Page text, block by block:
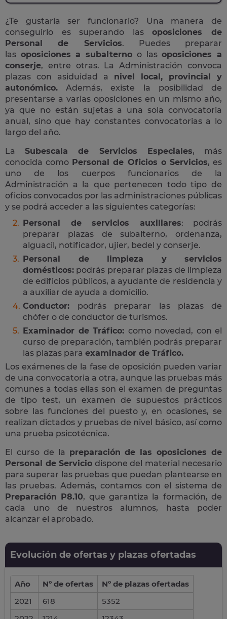
¿Te gustaría ser funcionario? Una manera de
conseguirlo es superando lasoposiciones de
Personal de Servicios. Puedes preparar
las oposiciones a subalterno o lasoposiciones a
conserje, entre otras. La Administración convoca
plazas con asiduidad a nivel local, provincial y
autonómico. Además, existe la posibilidad de
presentarse a varias oposiciones en un mismo año,
ya que no están sujetas a una sola convocatoria
anual, sino que hay constantes convocatorias a lo
largo del año.
LaSubescala de Servicios Especiales, más
conocida como Personal de Oficios o Servicios, es
uno de los cuerpos funcionarios de la
Administración a la que pertenecen todo tipo de
oficios convocados por las administraciones públicas
y se podrá acceder a las siguientes categorías:
Personal de servicios auxiliares: podrás
preparar plazas de subalterno, ordenanza,
alguacil, notificador, ujier, bedel y conserje.
Personal de limpieza y servicios
domésticos: podrás preparar plazas de limpieza
de edificios públicos, a ayudante de residencia y
a auxiliar de ayuda a domicilio.
Conductor: podrás preparar las plazas de
chófer o de conductor de turismos.
Examinador de Tráfico: como novedad, con el
curso de preparación, también podrás preparar
las plazas para examinador de Tráfico.
Los exámenes de la fase de oposición pueden variar
de una convocatoria a otra, aunque las pruebas más
comunes a todas ellas son el examen de preguntas
de tipo test, un examen de supuestos prácticos
sobre las funciones del puesto y, en ocasiones, se
realizan dictados y pruebas de nivel básico, así como
una prueba psicotécnica.
El curso de la preparación de las oposiciones de
Personal de Servicio dispone del material necesario
para superar las pruebas que puedan plantearse en
las pruebas. Además, contamos con el sistema de
Preparación P8.10, que garantiza la formación, de
cada uno de nuestros alumnos, hasta poder
alcanzar el aprobado.
Evolución de ofertas y plazas ofertadas
Año Nº de ofertas
Nº de plazas ofertadas
2021
618
5352